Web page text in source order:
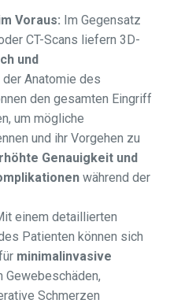
Voraus: Im Gegensatz
CT-Scans liefern 3D-
und
Anatomie des
den gesamten Eingriff
um mögliche
und ihr Vorgehen zu
Genauigkeit und
während der
einem detaillierten
Patienten können sich
minimalinvasive
Gewebeschäden,
Schmerzen